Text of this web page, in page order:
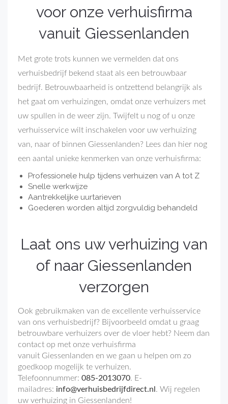
voor onze verhuisfirma
vanuit Giessenlanden
Met grote trots kunnen we vermelden dat ons
verhuisbedrijf bekend staat als een betrouwbaar
bedrijf. Betrouwbaarheid is ontzettend belangrijk als
het gaat om verhuizingen, omdat onze verhuizers met
uw spullen in de weer zijn. Twijfelt u nog of u onze
verhuisservice wilt inschakelen voor uw verhuizing
van, naar of binnen Giessenlanden? Lees dan hier nog
een aantal unieke kenmerken van onze verhuisfirma:
Professionele hulp tijdens verhuizen van A tot Z
Snelle werkwijze
Aantrekkelijke uurtarieven
Goederen worden altijd zorgvuldig behandeld
Laat ons uw verhuizing van
of naar Giessenlanden
verzorgen
Ook gebruikmaken van de excellente verhuisservice
van ons verhuisbedrijf? Bijvoorbeeld omdat u graag
betrouwbare verhuizers over de vloer hebt? Neem dan
contact op met onze verhuisfirma
vanuit Giessenlanden en we gaan u helpen om zo
goedkoop mogelijk te verhuizen.
Telefoonnummer: 085-2013070. E-
mailadres: info@verhuisbedrijfdirect.nl . Wij regelen
uw verhuizing in Giessenlanden!